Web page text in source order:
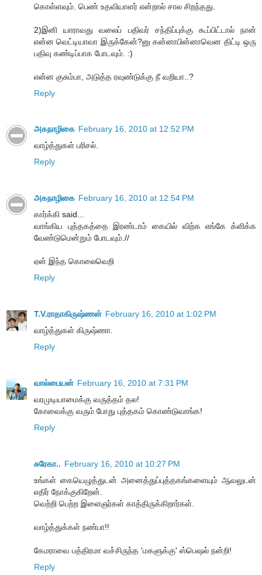
கொள்ளவும். பெண் உதவியாளர் என்றால் சால சிறந்தது.
2)இனி யாராவது வலைப் பதிவர் சந்திப்புக்கு கூப்பிட்டால் நான்
என்ன வெட்டியாவா இருக்கேன்?னு கன்னாபின்னாவென திட்டி ஒரு
பதிவு கண்டிப்பாக போடவும். :)
என்ன குசும்பா, அடுத்த ரவுண்டுக்கு நீ வறியா..?
Reply
அகநாழிகை February 16, 2010 at 12:52 PM
வாழ்த்துகள் பரிசல்.
Reply
அகநாழிகை February 16, 2010 at 12:54 PM
கார்க்கி said...
வாங்கிய புத்தகத்தை இரண்டாம் கையில் விற்க எங்கே க்ளிக்க
வேண்டுமென்றும் போடவும்.//
ஏன் இந்த கொலைவெறி
Reply
T.V.ராதாகிருஷ்ணன் February 16, 2010 at 1:02 PM
வாழ்த்துகள் கிருஷ்ணா.
Reply
வால்பையன் February 16, 2010 at 7:31 PM
வரமுடியாமைக்கு வருத்தம் தல!
கோவைக்கு வரும் போது புத்தகம் கொண்டுவாங்க!
Reply
சுரேகா.. February 16, 2010 at 10:27 PM
உங்கள் கையெழுத்துடன் அனைத்துப்புத்தகங்களையும் ஆவலுடன்
எதிர் நோக்குகிறேன்.
வெற்றி பெற்ற இளைஞர்கள் காத்திருக்கிறார்கள்.
வாழ்த்துக்கள் நண்பா!!
கேமராவை பத்திரமா வச்சிருந்த 'மகளுக்கு' ஸ்பெஷல் நன்றி!
Reply